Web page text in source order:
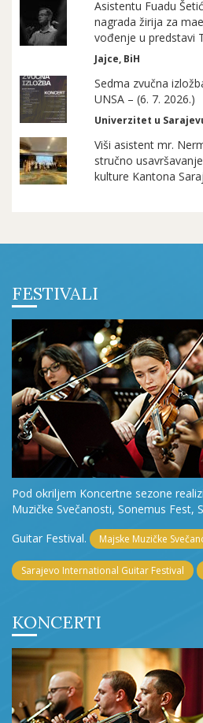
Asistentu Fuadu
nagrada žirija za
vođenje u predstavi
Jajce, BiH
Sedma zvučna
UNSA – (6. 7. 2026.)
Univerzitet u
Viši asistent mr.
stručno
kulture Kantona
FESTIVALI
Pod okriljem Koncertne sezone
Muzičke Svečanosti, Sonemus Fest,
Guitar Festival.
Majske Muzičke
Sarajevo International Guitar Festival
KONCERTI